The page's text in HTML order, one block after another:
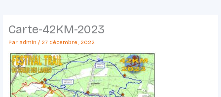
Carte-42KM-2023
Par admin / 27 décembre, 2022